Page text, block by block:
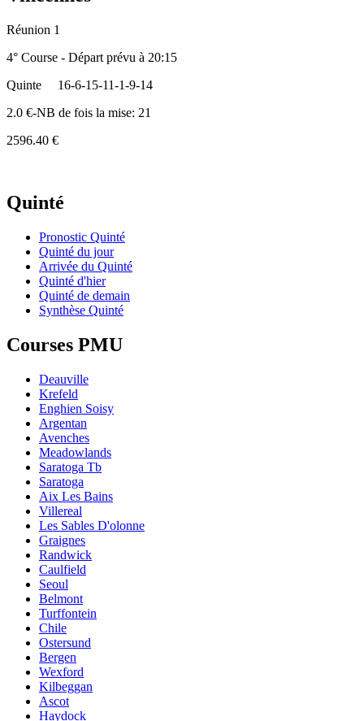
Réunion 1
4° Course - Départ prévu à 20:15
Quinte
16-6-15-11-1-9-14
2.0 €-NB de fois la mise: 21
2596.40 €
Quinté
Pronostic Quinté
Quinté du jour
Arrivée du Quinté
Quinté d'hier
Quinté de demain
Synthèse Quinté
Courses PMU
Deauville
Krefeld
Enghien Soisy
Argentan
Avenches
Meadowlands
Saratoga Tb
Saratoga
Aix Les Bains
Villereal
Les Sables D'olonne
Graignes
Randwick
Caulfield
Seoul
Belmont
Turffontein
Chile
Ostersund
Bergen
Wexford
Kilbeggan
Ascot
Haydock